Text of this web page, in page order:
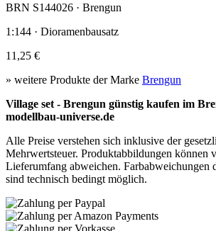
BRN S144026 · Brengun
1:144 · Dioramenbausatz
11,25 €
» weitere Produkte der Marke Brengun
Village set - Brengun günstig kaufen im
modellbau-universe.de
Alle Preise verstehen sich inklusive der
Mehrwertsteuer. Produktabbildungen können
Lieferumfang abweichen. Farbabweichungen
sind technisch bedingt möglich.